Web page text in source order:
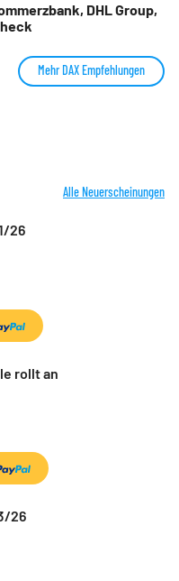
DHL Group,
Mehr DAX Empfehlungen
Alle Neuerscheinungen
26
rollt an
26